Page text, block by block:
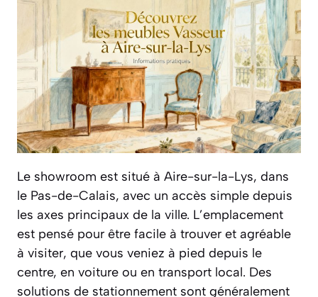
Le showroom est situé à Aire-sur-la-Lys, dans
le Pas-de-Calais, avec un accès simple depuis
les axes principaux de la ville. L’emplacement
est pensé pour être facile à trouver et agréable
à visiter, que vous veniez à pied depuis le
centre, en voiture ou en transport local. Des
solutions de stationnement sont généralement